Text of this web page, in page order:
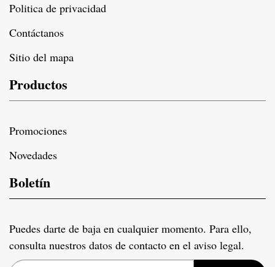
Politica de privacidad
Contáctanos
Sitio del mapa
Productos
Promociones
Novedades
Boletín
Puedes darte de baja en cualquier momento. Para ello,
consulta nuestros datos de contacto en el aviso legal.